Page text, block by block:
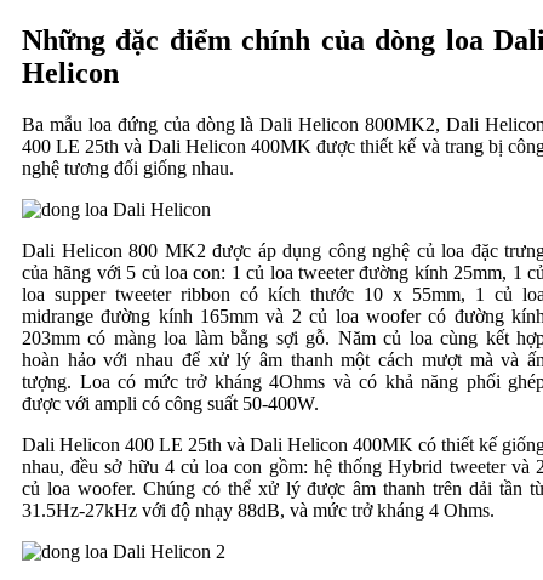
Những đặc điểm chính của dòng loa
Helicon
Ba mẫu loa đứng của dòng là Dali Helicon 800MK2, Dali
400 LE 25th và Dali Helicon 400MK được thiết kế và trang bị
nghệ tương đối giống nhau.
Dali Helicon 800 MK2 được áp dụng công nghệ củ loa đặc
của hãng với 5 củ loa con: 1 củ loa tweeter đường kính 25mm, 1
loa supper tweeter ribbon có kích thước 10 x 55mm, 1 củ
midrange đường kính 165mm và 2 củ loa woofer có đường
203mm có màng loa làm bằng sợi gỗ. Năm củ loa cùng kết
hoàn hảo với nhau để xử lý âm thanh một cách mượt mà và
tượng. Loa có mức trở kháng 4Ohms và có khả năng phối
được với ampli có công suất 50-400W.
Dali Helicon 400 LE 25th và Dali Helicon 400MK có thiết kế
nhau, đều sở hữu 4 củ loa con gồm: hệ thống Hybrid tweeter và
củ loa woofer. Chúng có thể xử lý được âm thanh trên dải tần
31.5Hz-27kHz với độ nhạy 88dB, và mức trở kháng 4 Ohms.